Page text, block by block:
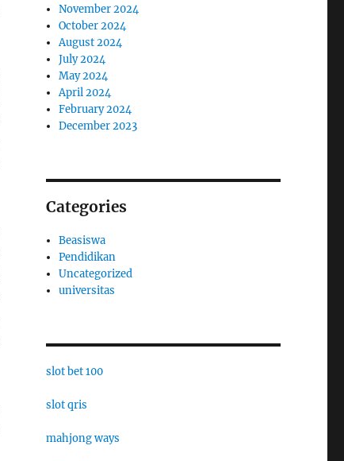
November 2024
October 2024
August 2024
July 2024
May 2024
April 2024
February 2024
December 2023
Categories
Beasiswa
Pendidikan
Uncategorized
universitas
slot bet 100
slot qris
mahjong ways